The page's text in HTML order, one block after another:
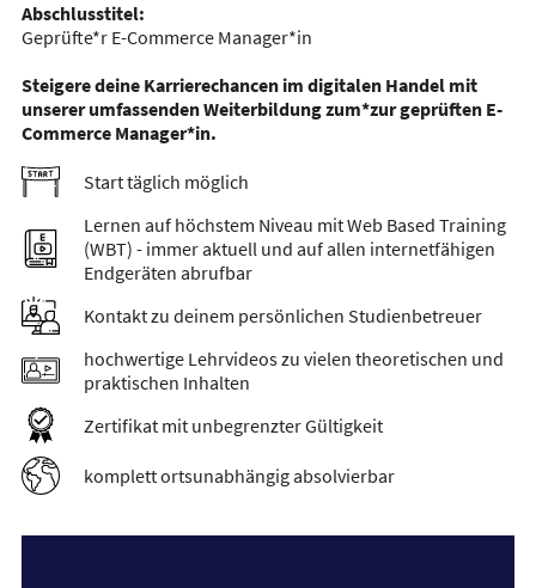
Abschlusstitel:
Geprüfte*r E-Commerce Manager*in
Steigere deine Karrierechancen im digitalen Handel mit
unserer umfassenden Weiterbildung zum*zur geprüften E-
Commerce Manager*in.
Start täglich möglich
Lernen auf höchstem Niveau mit Web Based Training
(WBT) - immer aktuell und auf allen internetfähigen
Endgeräten abrufbar
Kontakt zu deinem persönlichen Studienbetreuer
hochwertige Lehrvideos zu vielen theoretischen und
praktischen Inhalten
Zertifikat mit unbegrenzter Gültigkeit
komplett ortsunabhängig absolvierbar